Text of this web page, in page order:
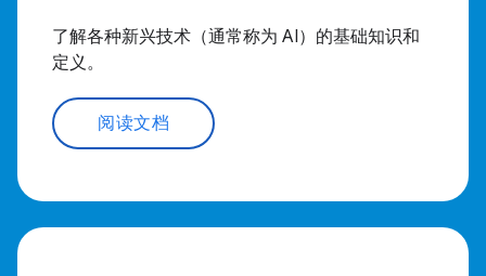
了解各种新兴技术（通常称为 AI）的基础知识和
定义。
阅读文档